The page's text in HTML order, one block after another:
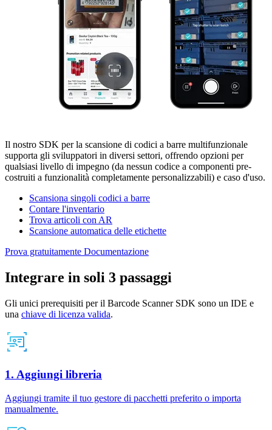
Il nostro SDK per la scansione di codici a barre multifunzionale
supporta gli sviluppatori in diversi settori, offrendo opzioni per
qualsiasi livello di impegno (da nessun codice a componenti pre-
costruiti a funzionalità completamente personalizzabili) e caso d'uso.
Scansiona singoli codici a barre
Contare l'inventario
Trova articoli con AR
Scansione automatica delle etichette
Prova gratuitamente Documentazione
Integrare in soli 3 passaggi
Gli unici prerequisiti per il Barcode Scanner SDK sono un IDE e
una chiave di licenza valida.
1. Aggiungi libreria
Aggiungi tramite il tuo gestore di pacchetti preferito o importa
manualmente.